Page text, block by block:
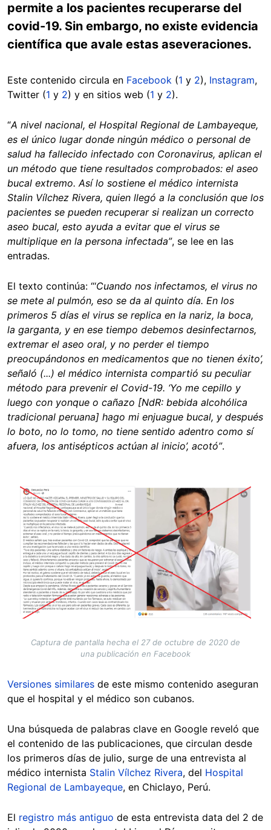
permite a los pacientes recuperarse del
covid-19. Sin embargo, no existe evidencia
científica que avale estas aseveraciones.
Este contenido circula en Facebook (1 y 2), Instagram,
Twitter (1 y 2) y en sitios web (1 y 2).
“A nivel nacional, el Hospital Regional de Lambayeque,
es el único lugar donde ningún médico o personal de
salud ha fallecido infectado con Coronavirus, aplican el
un método que tiene resultados comprobados: el aseo
bucal extremo. Así lo sostiene el médico internista
Stalin Vílchez Rivera, quien llegó a la conclusión que los
pacientes se pueden recuperar si realizan un correcto
aseo bucal, esto ayuda a evitar que el virus se
multiplique en la persona infectada”, se lee en las
entradas.
El texto continúa: “‘Cuando nos infectamos, el virus no
se mete al pulmón, eso se da al quinto día. En los
primeros 5 días el virus se replica en la nariz, la boca,
la garganta, y en ese tiempo debemos desinfectarnos,
extremar el aseo oral, y no perder el tiempo
preocupándonos en medicamentos que no tienen éxito’,
señaló (...) el médico internista compartió su peculiar
método para prevenir el Covid-19. ‘Yo me cepillo y
luego con yonque o cañazo [NdR: bebida alcohólica
tradicional peruana] hago mi enjuague bucal, y después
lo boto, no lo tomo, no tiene sentido adentro como sí
afuera, los antisépticos actúan al inicio’, acotó”.
Image
Captura de pantalla hecha el 27 de octubre de 2020 de
una publicación en Facebook
Versiones similares de este mismo contenido aseguran
que el hospital y el médico son cubanos.
Una búsqueda de palabras clave en Google reveló que
el contenido de las publicaciones, que circulan desde
los primeros días de julio, surge de una entrevista al
médico internista Stalin Vílchez Rivera, del Hospital
Regional de Lambayeque, en Chiclayo, Perú.
El registro más antiguo de esta entrevista data del 2 de